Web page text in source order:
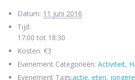
Datum: 11 juni 2016
Tijd:
17:00 tot 18:30
Kosten: €3
Evenement Categorieën: Activiteit,
Evenement Tags:actie, eten,